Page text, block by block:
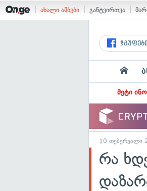
ახალი ამბები განტვირთვა
მეტი
10 თებერვალი
რა